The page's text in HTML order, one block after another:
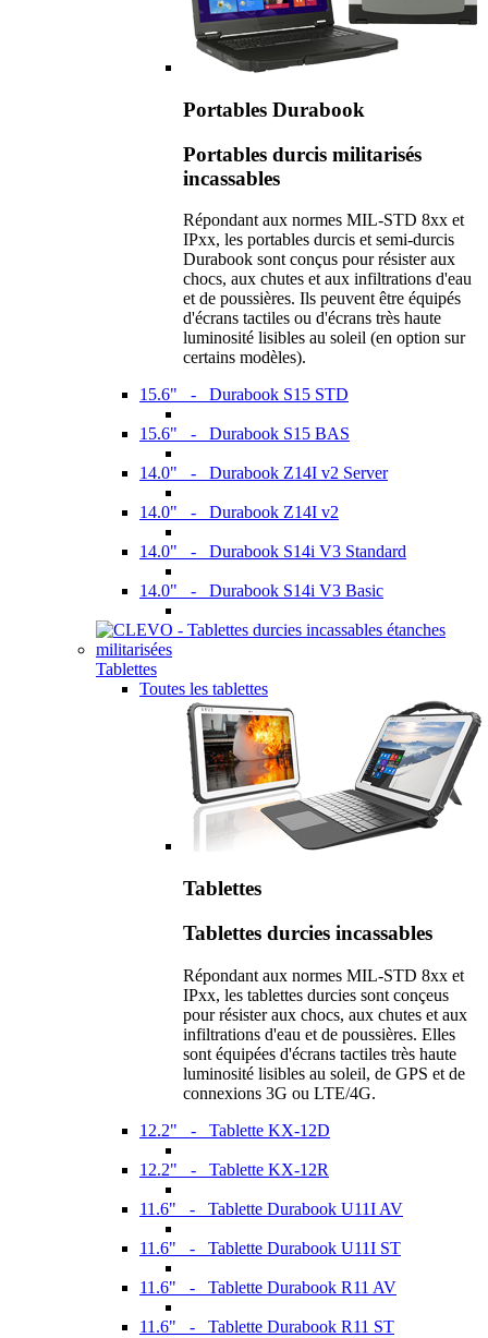
Portables Durabook
Portables durcis militarisés
incassables
Répondant aux normes MIL-STD 8xx et
IPxx, les portables durcis et semi-durcis
Durabook sont conçus pour résister aux
chocs, aux chutes et aux infiltrations d'eau
et de poussières. Ils peuvent être équipés
d'écrans tactiles ou d'écrans très haute
luminosité lisibles au soleil (en option sur
certains modèles).
15.6" - Durabook S15 STD
15.6" - Durabook S15 BAS
14.0" - Durabook Z14I v2 Server
14.0" - Durabook Z14I v2
14.0" - Durabook S14i V3 Standard
14.0" - Durabook S14i V3 Basic
Tablettes
Toutes les tablettes
Tablettes
Tablettes durcies incassables
Répondant aux normes MIL-STD 8xx et
IPxx, les tablettes durcies sont conçeus
pour résister aux chocs, aux chutes et aux
infiltrations d'eau et de poussières. Elles
sont équipées d'écrans tactiles très haute
luminosité lisibles au soleil, de GPS et de
connexions 3G ou LTE/4G.
12.2" - Tablette KX-12D
12.2" - Tablette KX-12R
11.6" - Tablette Durabook U11I AV
11.6" - Tablette Durabook U11I ST
11.6" - Tablette Durabook R11 AV
11.6" - Tablette Durabook R11 ST